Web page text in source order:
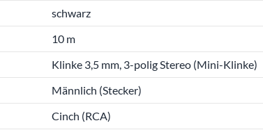
schwarz
10 m
Klinke 3,5 mm, 3-polig Stereo (Mini-Klinke)
Männlich (Stecker)
Cinch (RCA)